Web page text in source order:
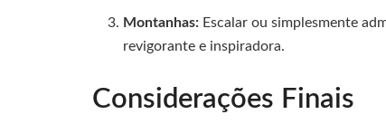
Montanhas: Escalar ou simplesmente
revigorante e inspiradora.
Considerações Finais